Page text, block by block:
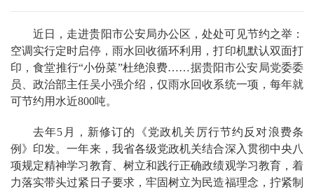
近日，走进贵阳市公安局办公区，处处可见节约之举：
空调实行定时启停，雨水回收循环利用，打印机默认双面打
印，食堂推行“小份菜”杜绝浪费……据贵阳市公安局党委委
员、政治部主任吴小强介绍，仅雨水回收系统一项，每年就
可节约用水近800吨。
去年5月，新修订的《党政机关厉行节约反对浪费条
例》印发。一年来，我省各级党政机关结合深入贯彻中央八
项规定精神学习教育、树立和践行正确政绩观学习教育，着
力落实带头过紧日子要求，牢固树立为民造福理念，拧紧制